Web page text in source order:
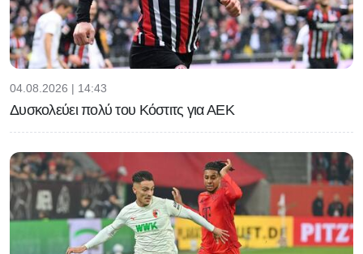
04.08.2026 | 14:43
Δυσκολεύει πολύ του Κόστιτς για ΑΕΚ